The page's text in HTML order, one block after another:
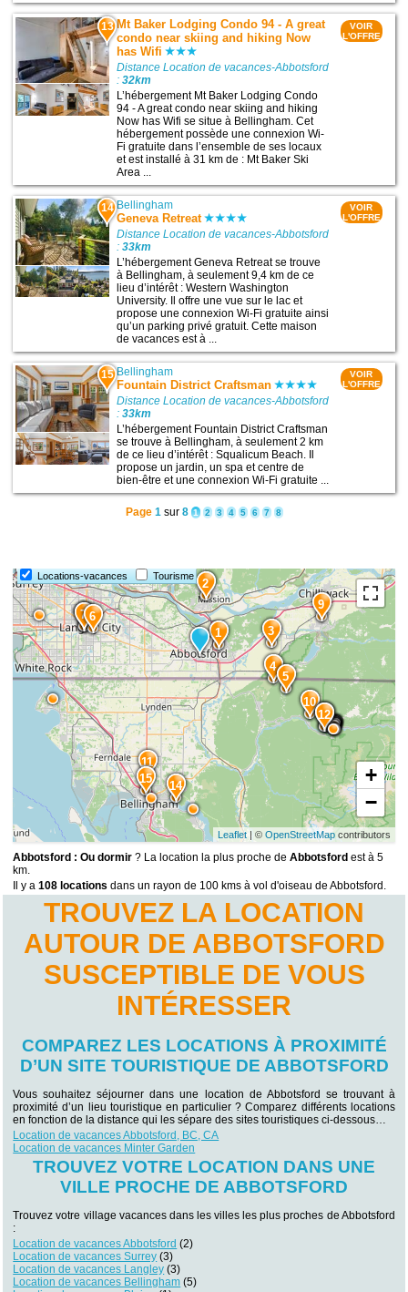
13 Mt Baker Lodging Condo 94 - A great
condo near skiing and hiking Now
has Wifi
Distance Location de vacances-Abbotsford
:32km
L’hébergement Mt Baker Lodging Condo
94 - A great condo near skiing and hiking
Now has Wifi se situe à Bellingham. Cet
hébergement possède une connexion Wi-
Fi gratuite dans l’ensemble de ses locaux
et est installé à 31 km de : Mt Baker Ski
Area ...
VOIR
L'OFFRE
14 Bellingham
Geneva Retreat
Distance Location de vacances-Abbotsford
:33km
L’hébergement Geneva Retreat se trouve
à Bellingham, à seulement 9,4 km de ce
lieu d’intérêt : Western Washington
University. Il offre une vue sur le lac et
propose une connexion Wi-Fi gratuite ainsi
qu’un parking privé gratuit. Cette maison
de vacances est à ...
VOIR
L'OFFRE
15 Bellingham
Fountain District Craftsman
Distance Location de vacances-Abbotsford
:33km
L’hébergement Fountain District Craftsman
se trouve à Bellingham, à seulement 2 km
de ce lieu d’intérêt : Squalicum Beach. Il
propose un jardin, un spa et centre de
bien-être et une connexion Wi-Fi gratuite ...
VOIR
L'OFFRE
Page 1sur 8 1 2 3 4 5 6 7 8
Locations-vacances Tourisme
15
14
13
12
11
10
9
8
7 6
5
4
3
2
1
+
−
Leaflet| © OpenStreetMapcontributors
Abbotsford : Ou dormir ? La location la plus proche deAbbotsford est à 5
km.
Il y a108 locations dans un rayon de 100 kms à vol d'oiseau de Abbotsford.
TROUVEZ LA LOCATION
AUTOUR DE ABBOTSFORD
SUSCEPTIBLE DE VOUS
INTÉRESSER
COMPAREZ LES LOCATIONS À PROXIMITÉ
D’UN SITE TOURISTIQUE DE ABBOTSFORD
Vous souhaitez séjourner dans une location de Abbotsford se trouvant à
proximité d’un lieu touristique en particulier ? Comparez différents locations
en fonction de la distance qui les sépare des sites touristiques ci-dessous…
Location de vacances Abbotsford, BC, CA
Location de vacances Minter Garden
TROUVEZ VOTRE LOCATION DANS UNE
VILLE PROCHE DE ABBOTSFORD
Trouvez votre village vacances dans les villes les plus proches de Abbotsford
:
Location de vacances Abbotsford (2)
Location de vacances Surrey (3)
Location de vacances Langley (3)
Location de vacances Bellingham (5)